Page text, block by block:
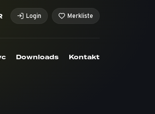
Login Merkliste
Downloads Kontakt